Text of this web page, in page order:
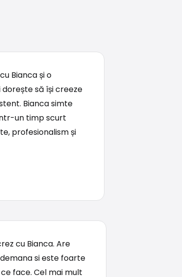
Bianca și o
să își creeze
Bianca simte
un timp scurt
profesionalism și
cu Bianca. Are
si este foarte
face. Cel mai mult